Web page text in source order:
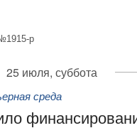
р
25 июля, суббота
среда